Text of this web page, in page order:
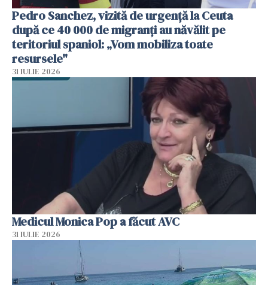
Pedro Sanchez, vizită de urgență la Ceuta
după ce 40 000 de migranți au năvălit pe
teritoriul spaniol: „Vom mobiliza toate
resursele"
31 IULIE 2026
Medicul Monica Pop a făcut AVC
31 IULIE 2026